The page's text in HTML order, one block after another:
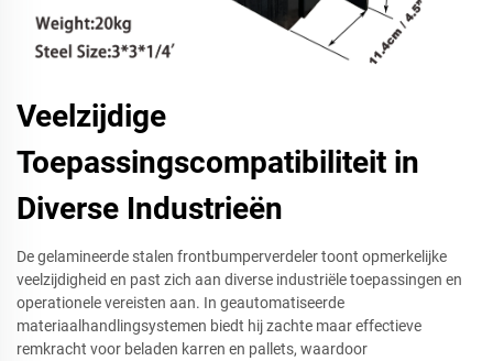
Veelzijdige
Toepassingscompatibiliteit in
Diverse Industrieën
De gelamineerde stalen frontbumperverdeler toont opmerkelijke
veelzijdigheid en past zich aan diverse industriële toepassingen en
operationele vereisten aan. In geautomatiseerde
materiaalhandlingsystemen biedt hij zachte maar effectieve
remkracht voor beladen karren en pallets, waardoor